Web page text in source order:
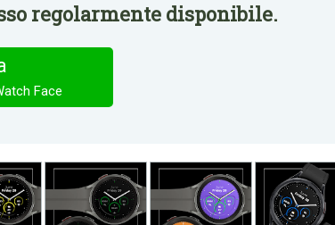
regolarmente disponibile.
Face